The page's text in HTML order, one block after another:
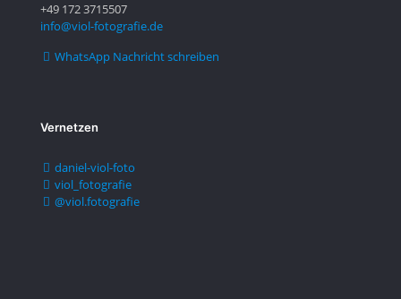
+49 172 3715507
info@viol-fotografie.de
WhatsApp Nachricht schreiben
Vernetzen
daniel-viol-foto
viol_fotografie
@viol.fotografie